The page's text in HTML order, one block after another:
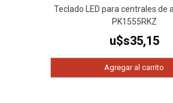
Teclado LED para centrales de
PK1555RKZ
u$s35,15
Agregar al carrito